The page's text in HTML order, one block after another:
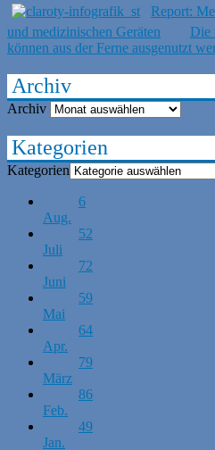
Report:
und medizinischen Geräten
Die
können aus der Ferne ausgenutzt
Archiv
Archiv
Kategorien
Kategorien
6
Aug.
52
Juli
72
Juni
59
Mai
64
Apr.
79
März
86
Feb.
49
Jan.